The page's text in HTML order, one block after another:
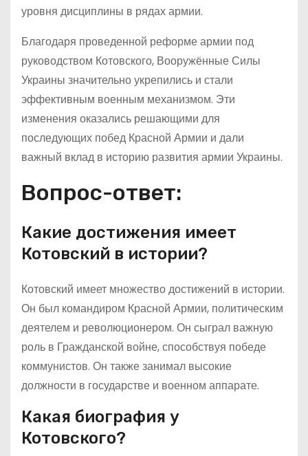
уровня дисциплины в рядах армии.
Благодаря проведенной реформе армии под
руководством Котовского, Вооружённые Силы
Украины значительно укрепились и стали
эффективным военным механизмом. Эти
изменения оказались решающими для
последующих побед Красной Армии и дали
важный вклад в историю развития армии Украины.
Вопрос-ответ:
Какие достижения имеет
Котовский в истории?
Котовский имеет множество достижений в истории.
Он был командиром Красной Армии, политическим
деятелем и революционером. Он сыграл важную
роль в Гражданской войне, способствуя победе
коммунистов. Он также занимал высокие
должности в государстве и военном аппарате.
Какая биография у
Котовского?